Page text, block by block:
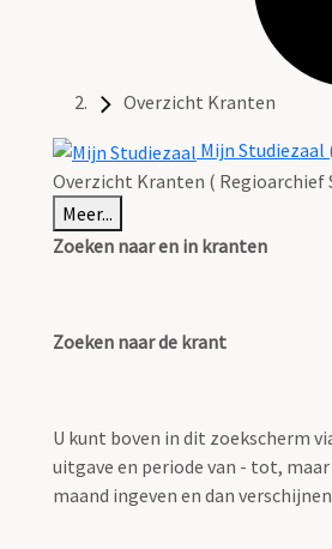
Overzicht Kranten
Mijn
Overzicht Kranten ( Regioarchief
Meer...
Zoeken naar en in kranten
Zoeken naar de krant
U kunt boven in dit zoekscherm
uitgave en periode van - tot,
maand ingeven en dan